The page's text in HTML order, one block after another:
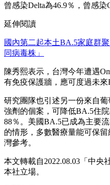
曾感染Delta為46.9％，曾感染
延伸閱讀
國內第二起本土BA.5家庭群
同病毒株」
陳秀熙表示，台灣今年遭遇
有免疫保護牆，應可度過未來
研究團隊也引述另一份來自
強劑的個案，可降低BA.5住
88％。美國BA.5已成為主要
的情形，多數醫療量能可保
灣參考。
本文轉載自2022.08.03「中央
本社立場。